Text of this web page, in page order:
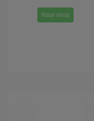
Naar shop